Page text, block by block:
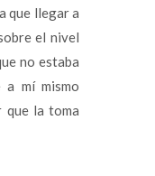
que llegar a
el nivel
no estaba
a mí mismo
que la toma